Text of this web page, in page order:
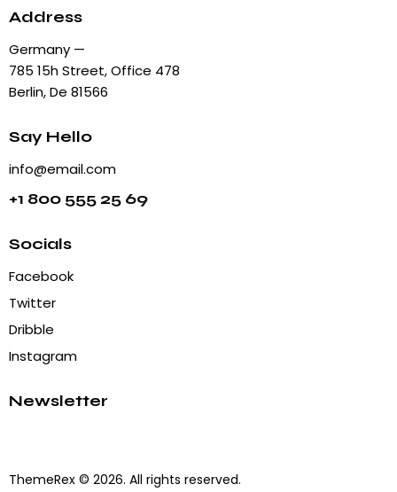
Address
Germany —
785 15h Street, Office 478
Berlin, De 81566
Say Hello
info@email.com
+1 800 555 25 69
Socials
Facebook
Twitter
Dribble
Instagram
Newsletter
ThemeRex © 2026. All rights reserved.